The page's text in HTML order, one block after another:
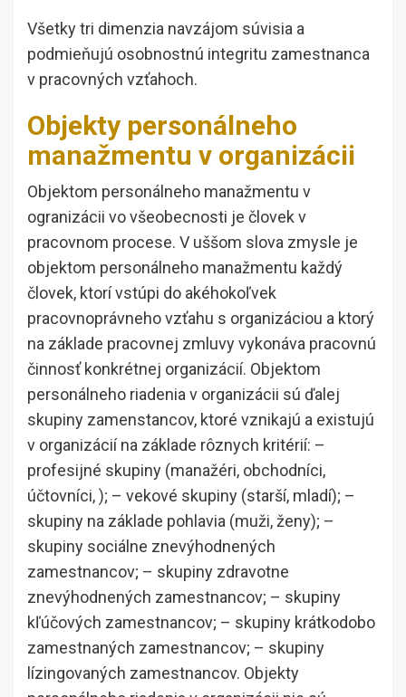
Všetky tri dimenzia navzájom súvisia a
podmieňujú osobnostnú integritu zamestnanca
v pracovných vzťahoch.
Objekty personálneho
manažmentu v organizácii
Objektom personálneho manažmentu v
ogranizácii vo všeobecnosti je človek v
pracovnom procese. V uššom slova zmysle je
objektom personálneho manažmentu každý
človek, ktorí vstúpi do akéhokoľvek
pracovnoprávneho vzťahu s organizáciou a ktorý
na základe pracovnej zmluvy vykonáva pracovnú
činnosť konkrétnej organizácií. Objektom
personálneho riadenia v organizácii sú ďalej
skupiny zamenstancov, ktoré vznikajú a existujú
v organizácií na základe rôznych kritérií: –
profesijné skupiny (manažéri, obchodníci,
účtovníci, ); – vekové skupiny (starší, mladí); –
skupiny na základe pohlavia (muži, ženy); –
skupiny sociálne znevýhodnených
zamestnancov; – skupiny zdravotne
znevýhodnených zamestnancov; – skupiny
kľúčových zamestnancov; – skupiny krátkodobo
zamestnaných zamestnancov; – skupiny
lízingovaných zamestnancov. Objekty